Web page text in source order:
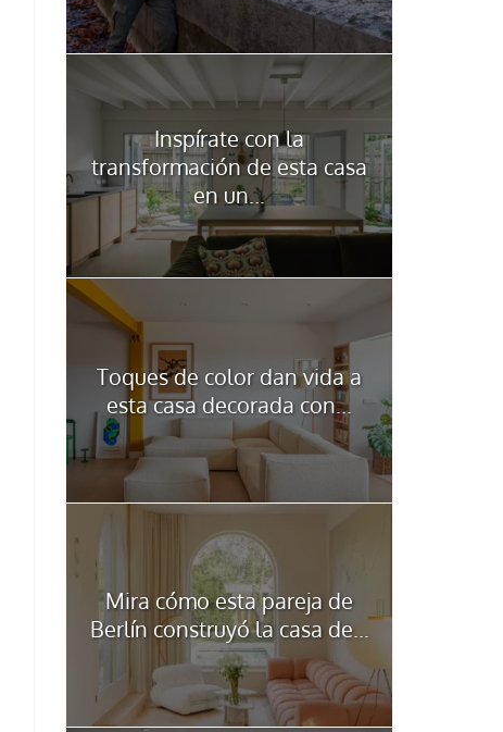
Inspírate con la
transformación de esta casa
en un...
Toques de color dan vida a
esta casa decorada con...
Mira cómo esta pareja de
Berlín construyó la casa de...